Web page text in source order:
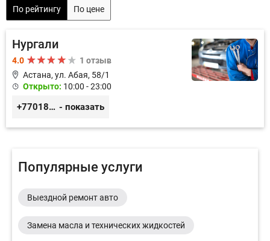
По рейтингу По цене
Нургали
4.0
1 отзыв
Астана, ул. Абая, 58/1
Открыто: 10:00 - 23:00
+77018150536 - показать
Популярные услуги
Выездной ремонт авто
Замена масла и технических жидкостей